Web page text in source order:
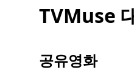
TVMuse
공유영화